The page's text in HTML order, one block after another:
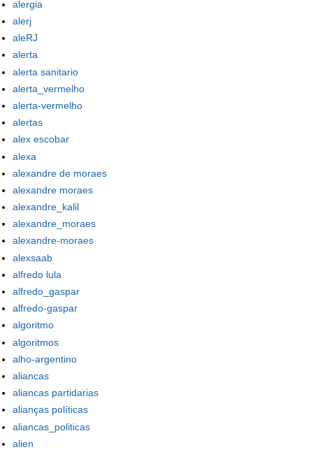
alergia
alerj
aleRJ
alerta
alerta sanitario
alerta_vermelho
alerta-vermelho
alertas
alex escobar
alexa
alexandre de moraes
alexandre moraes
alexandre_kalil
alexandre_moraes
alexandre-moraes
alexsaab
alfredo lula
alfredo_gaspar
alfredo-gaspar
algoritmo
algoritmos
alho-argentino
aliancas
aliancas partidarias
alianças políticas
aliancas_politicas
alien